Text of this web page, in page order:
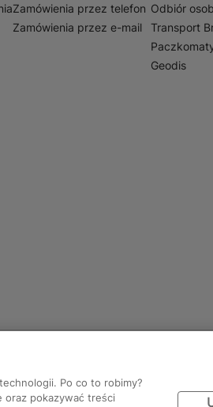
Zamówienia przez telefon
Zamówienia przez e-mail
Odbiór
Transport
Geodis
Po co to robimy?
oraz pokazywać treści